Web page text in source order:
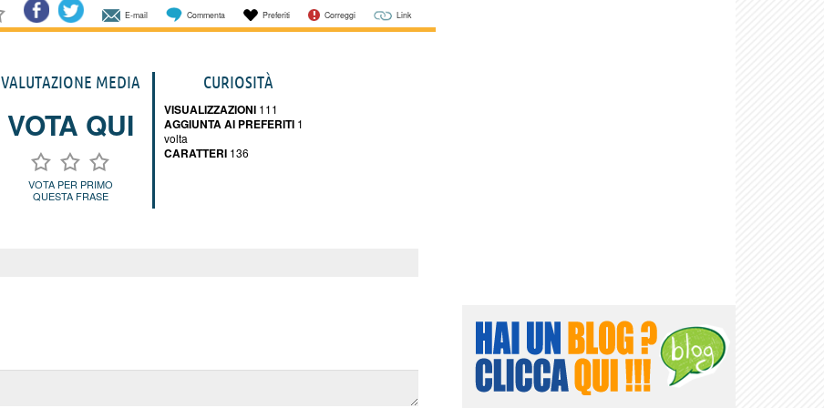
E-mail Commenta Preferiti Correggi Link
VALUTAZIONE MEDIA
VOTA QUI
VOTA PER PRIMO
QUESTA FRASE
CURIOSITÀ
VISUALIZZAZIONI 111
AGGIUNTA AI PREFERITI 1
volta
CARATTERI 136